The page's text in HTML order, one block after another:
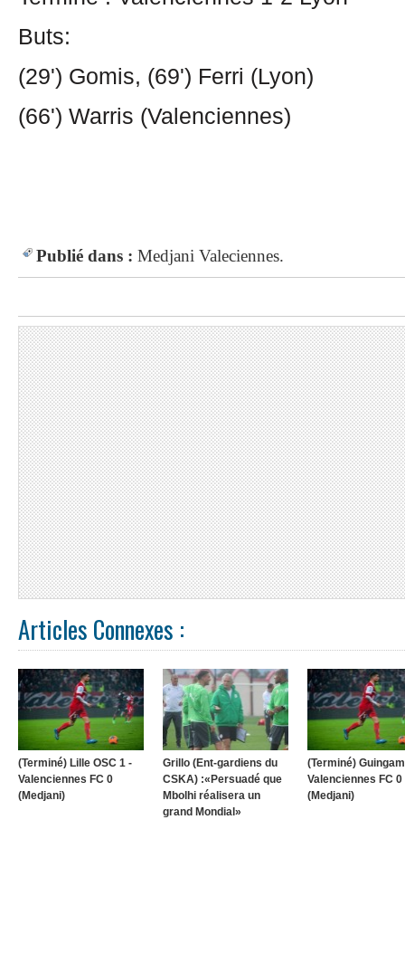
Buts:
(29') Gomis, (69') Ferri (Lyon)
(66') Warris (Valenciennes)
Publié dans : Medjani Valeciennes.
Articles Connexes :
(Terminé) Lille OSC 1 -
Valenciennes FC 0
(Medjani)
Grillo (Ent-gardiens du
CSKA) :«Persuadé que
Mbolhi réalisera un
grand Mondial»
(Terminé)
Valenciennes FC 0
(Medjani)